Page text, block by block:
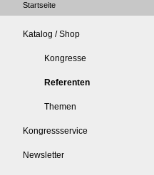
Startseite
Katalog / Shop
Kongresse
Referenten
Themen
Kongressservice
Newsletter